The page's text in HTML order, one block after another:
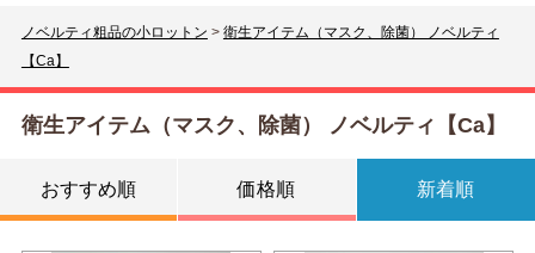
ノベルティ粗品の小ロットン > 衛生アイテム（マスク、除菌） ノベルティ
【Ca】
衛生アイテム（マスク、除菌） ノベルティ【Ca】
おすすめ順 価格順 新着順